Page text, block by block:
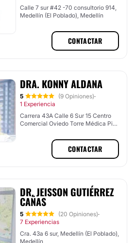
Calle 7 sur #42 -70 consultorio 914,
Medellín (El Poblado), Medellín
CONTACTAR
DRA. KONNY ALDANA
5 (9 Opiniones)·
1 Experiencia
Carrera 43A Calle 6 Sur 15 Centro
Comercial Oviedo Torre Médica Piso
Poblado), Medellín
CONTACTAR
DR. JEISSON GUTIÉRREZ
CAÑAS
5 (20 Opiniones)·
7 Experiencias
Cra. 43a 6 sur, Medellín (El Poblado),
Medellín